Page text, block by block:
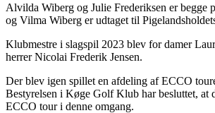
Alvilda Wiberg og Julie Frederiksen er begge
og Vilma Wiberg er udtaget til
Klubmestre i slagspil 2023 blev for damer
herrer Nicolai Frederik Jensen.
Der blev igen spillet en afdeling af ECCO
Bestyrelsen i Køge Golf Klub har besluttet, at
ECCO tour i denne omgang.